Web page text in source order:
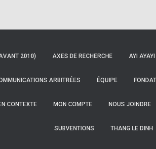
2010) AXES DE RECHERCHE AYI AYAYI
ARBITRÉES ÉQUIPE
CONTEXTE MON COMPTE NOUS JOINDRE
SUBVENTIONS THANG LE DINH